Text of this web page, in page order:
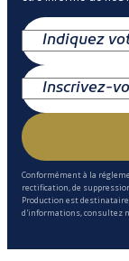
Conformément à la
rectification, de
Production est
d'informations, consultez